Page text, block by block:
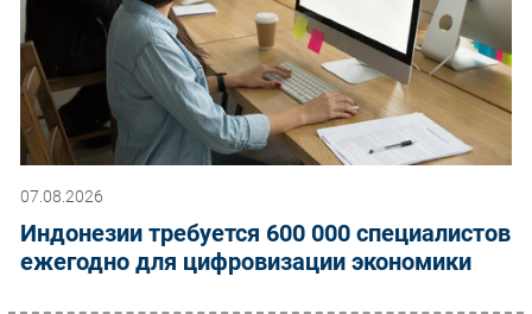
07.08.2026
Индонезии требуется 600 000 специалистов
ежегодно для цифровизации экономики